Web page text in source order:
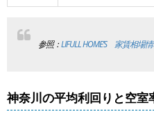
参照：LIFULL HOME’S 家賃相場
神奈川の平均利回りと空室